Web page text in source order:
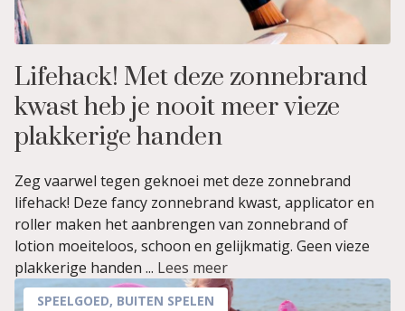
Lifehack! Met deze zonnebrand
kwast heb je nooit meer vieze
plakkerige handen
Zeg vaarwel tegen geknoei met deze zonnebrand
lifehack! Deze fancy zonnebrand kwast, applicator en
roller maken het aanbrengen van zonnebrand of
lotion moeiteloos, schoon en gelijkmatig. Geen vieze
plakkerige handen ... Lees meer
SPEELGOED, BUITEN SPELEN